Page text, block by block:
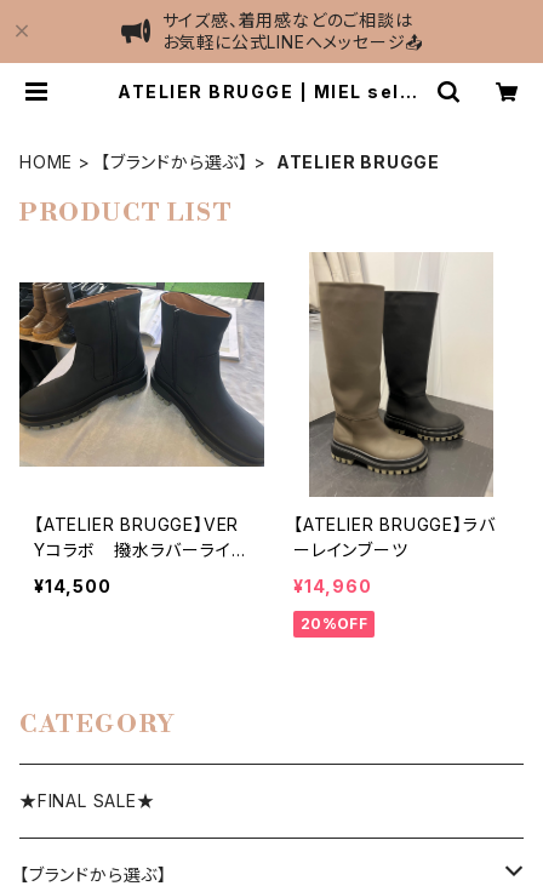
サイズ感、着用感などのご相談は
お気軽に公式LINEへメッセージ📤
ATELIER BRUGGE | MIEL selec
HOME 【ブランドから選ぶ】 ATELIER BRUGGE
PRODUCT LIST
【ATELIER BRUGGE】VER
Yコラボ 撥水ラバーライク
ブーツ
¥14,500
【ATELIER BRUGGE】ラバ
ーレインブーツ
¥14,960
20%OFF
CATEGORY
★FINAL SALE★
【ブランドから選ぶ】